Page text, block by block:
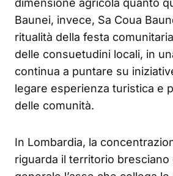
dimensione agricola quanto
Baunei, invece, Sa Coua
ritualità della festa
delle consuetudini locali, in
continua a puntare su
legare esperienza turistica e
delle comunità.
In Lombardia, la
riguarda il territorio bresciano